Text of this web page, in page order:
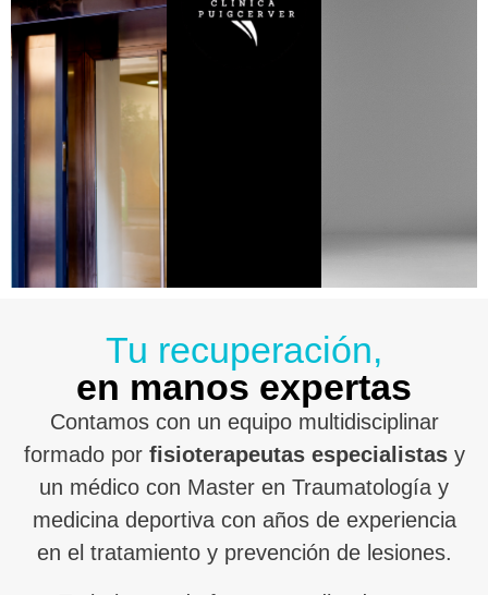
Tu recuperación,
en manos expertas
Contamos con un equipo multidisciplinar
formado por fisioterapeutas especialistasy
un médico con Master en Traumatología y
medicina deportiva con años de experiencia
en el tratamiento y prevención de lesiones.